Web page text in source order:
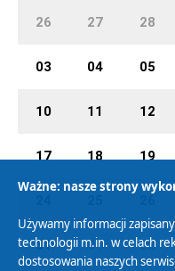
26 27 28
03 04 05
10 11 12
17 18 19
31 01 02
Ważne: nasze strony
Używamy informacji
technologii m.in. w celach
dostosowania naszych